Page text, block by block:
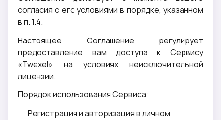
согласия с его условиями в порядке, указанном
в п. 1.4.
Настоящее Соглашение регулирует
предоставление вам доступа к Сервису
«Twexel» на условиях неисключительной
лицензии.
Порядок использования Сервиса:
Регистрация и авторизация в личном